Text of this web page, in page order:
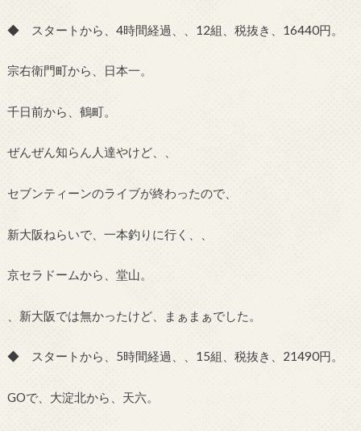
◆ スタートから、4時間経過、、12組、税抜き、16440円。
宗右衛門町から、日本一。
千日前から、鶴町。
ぜんぜん知らん人達やけど、、
セブンティーンのライブが終わったので、
新大阪ねらいで、一本釣りに行く、、
京セラドームから、堂山。
、新大阪では無かったけど、まぁまぁでした。
◆ スタートから、5時間経過、、15組、税抜き、21490円。
GOで、大淀北から、天六。